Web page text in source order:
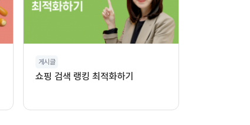
게시글
쇼핑 검색 랭킹 최적화하기